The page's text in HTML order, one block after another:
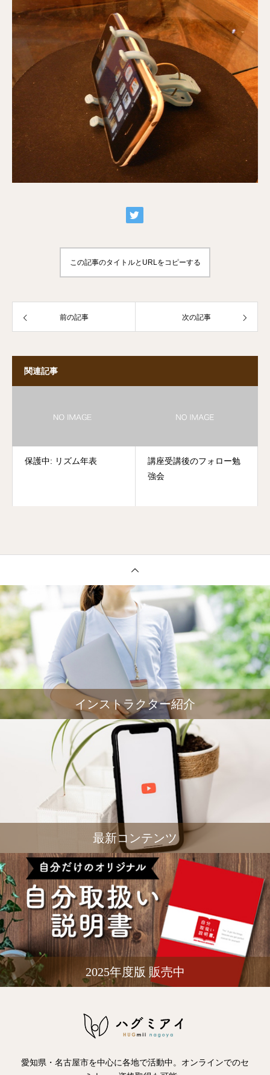
この記事のタイトルとURLをコピーする
前の記事 次の記事
関連記事
保護中: リズム年表
講座受講後のフォロー勉
強会
インストラクター紹介
最新コンテンツ
2025年度版 販売中
愛知県・名古屋市を中心に各地で活動中。オンラインでのセ